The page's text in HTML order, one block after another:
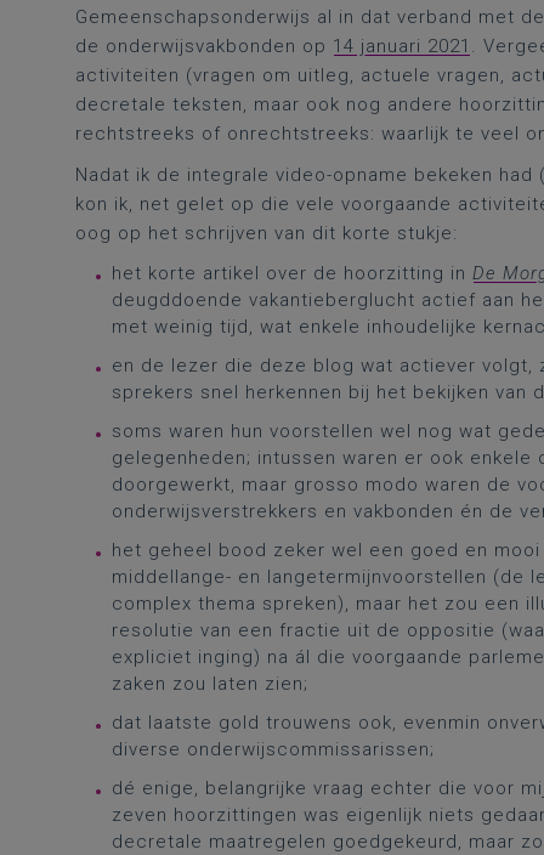
Gemeenschapsonderwijs al in dat verband met
de onderwijsvakbonden op 14 januari 2021 .
activiteiten (vragen om uitleg, actuele vragen,
decretale teksten, maar ook nog andere
rechtstreeks of onrechtstreeks: waarlijk te veel
Nadat ik de integrale video-opname bekeken
kon ik, net gelet op die vele voorgaande
oog op het schrijven van dit korte stukje:
het korte artikel over de hoorzitting in De
deugddoende vakantieberglucht actief aan
met weinig tijd, wat enkele inhoudelijke
en de lezer die deze blog wat actiever volgt,
sprekers snel herkennen bij het bekijken van
soms waren hun voorstellen wel nog wat
gelegenheden; intussen waren er ook
doorgewerkt, maar grosso modo waren de
onderwijsverstrekkers en vakbonden én de
het geheel bood zeker wel een goed en
middellange- en langetermijnvoorstellen (de
complex thema spreken), maar het zou een
resolutie van een fractie uit de oppositie
expliciet inging) na ál die voorgaande
zaken zou laten zien;
dat laatste gold trouwens ook, evenmin
diverse onderwijscommissarissen;
dé enige, belangrijke vraag echter die voor
zeven hoorzittingen was eigenlijk niets
decretale maatregelen goedgekeurd, maar